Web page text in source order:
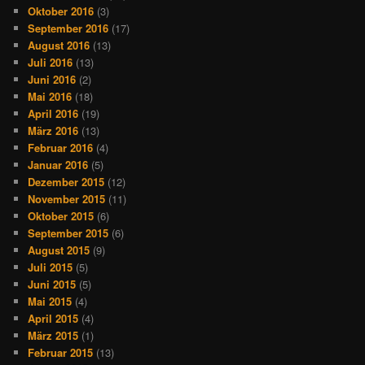
Oktober 2016 (3)
September 2016 (17)
August 2016 (13)
Juli 2016 (13)
Juni 2016 (2)
Mai 2016 (18)
April 2016 (19)
März 2016 (13)
Februar 2016 (4)
Januar 2016 (5)
Dezember 2015 (12)
November 2015 (11)
Oktober 2015 (6)
September 2015 (6)
August 2015 (9)
Juli 2015 (5)
Juni 2015 (5)
Mai 2015 (4)
April 2015 (4)
März 2015 (1)
Februar 2015 (13)